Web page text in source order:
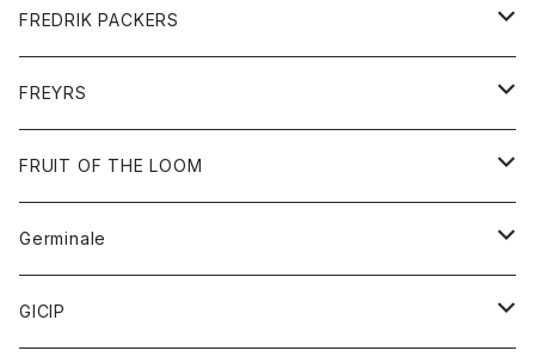
Tシャツ
ボトム
グッズ
靴
FREDRIK PACKERS
アクセサリー
バッグ
FREYRS
サングラス
FRUIT OF THE LOOM
アウター
パーカー
グッズ
Germinale
靴
GICIP